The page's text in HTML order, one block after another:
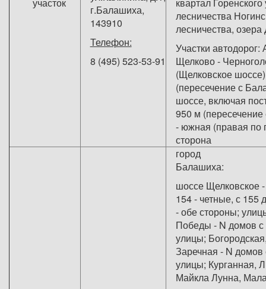
участок
г.Балашиха,
143910
Телефон:
8 (495) 523-53-91
квартал Горенского
лесничества
лесничества,
Участки
Щелково -
(Щелковское
(пересечение с
шоссе, включая
950 м (пересечение
- южная (правая по
сторона
город
шоссе Щелковское
154 - четные, с 155
- обе стороны;
Победы - N домов с
улицы;
Заречная - N домов
улицы; Курганная,
Майкла Лунна,